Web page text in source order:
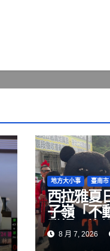
地方大小事 臺南市
西拉雅夏
子嶺「不
登場 泡
玩到飽
8 月 7, 2026